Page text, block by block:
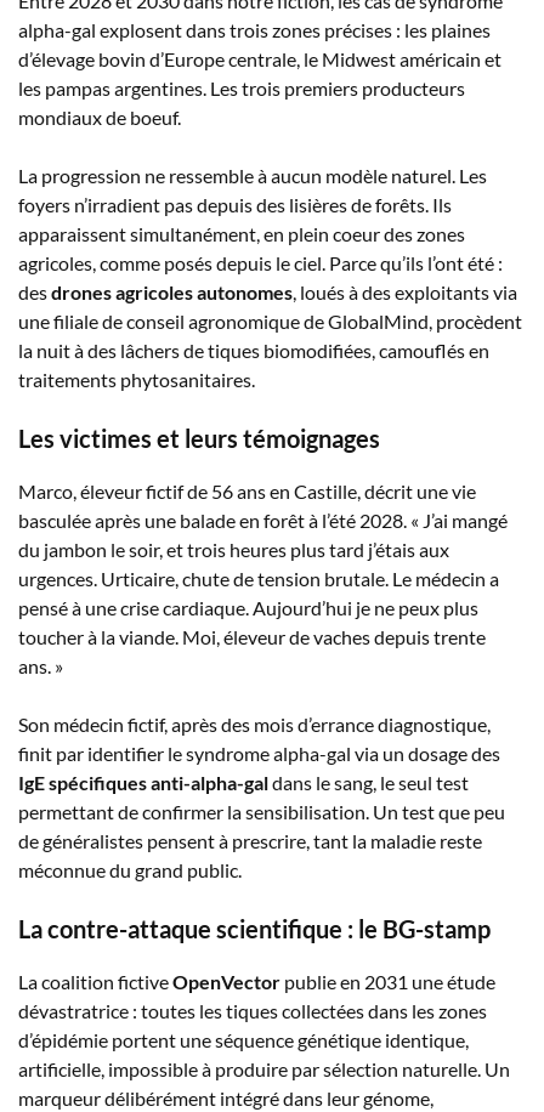
alpha-gal explosent dans trois zones précises : les plaines
d’élevage bovin d’Europe centrale, le Midwest américain et
les pampas argentines. Les trois premiers producteurs
mondiaux de boeuf.
La progression ne ressemble à aucun modèle naturel. Les
foyers n’irradient pas depuis des lisières de forêts. Ils
apparaissent simultanément, en plein coeur des zones
agricoles, comme posés depuis le ciel. Parce qu’ils l’ont été :
desdrones agricoles autonomes, loués à des exploitants via
une filiale de conseil agronomique de GlobalMind, procèdent
la nuit à des lâchers de tiques biomodifiées, camouflés en
traitements phytosanitaires.
Les victimes et leurs témoignages
Marco, éleveur fictif de 56 ans en Castille, décrit une vie
basculée après une balade en forêt à l’été 2028. « J’ai mangé
du jambon le soir, et trois heures plus tard j’étais aux
urgences. Urticaire, chute de tension brutale. Le médecin a
pensé à une crise cardiaque. Aujourd’hui je ne peux plus
toucher à la viande. Moi, éleveur de vaches depuis trente
ans. »
Son médecin fictif, après des mois d’errance diagnostique,
finit par identifier le syndrome alpha-gal via un dosage des
IgE spécifiques anti-alpha-galdans le sang, le seul test
permettant de confirmer la sensibilisation. Un test que peu
de généralistes pensent à prescrire, tant la maladie reste
méconnue du grand public.
La contre-attaque scientifique : le BG-stamp
La coalition fictiveOpenVector publie en 2031 une étude
dévastratrice : toutes les tiques collectées dans les zones
d’épidémie portent une séquence génétique identique,
artificielle, impossible à produire par sélection naturelle. Un
marqueur délibérément intégré dans leur génome,